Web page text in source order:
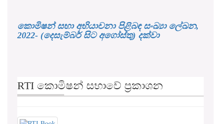
කොමිෂන් සභා අභියාචනා පිළිබඳ සංඛ්‍යා ලේඛන,
2022- (දෙසැම්බර් සිට අගෝස්තු) දක්වා
RTI කොමිෂන් සභාවේ ප්‍රකාශන